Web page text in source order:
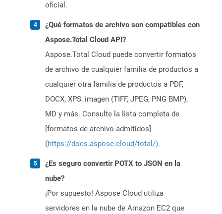
oficial.
¿Qué formatos de archivo son compatibles con
Aspose.Total Cloud API?
Aspose.Total Cloud puede convertir formatos
de archivo de cualquier familia de productos a
cualquier otra familia de productos a PDF,
DOCX, XPS, imagen (TIFF, JPEG, PNG BMP),
MD y más. Consulte la lista completa de
[formatos de archivo admitidos]
(https://docs.aspose.cloud/total/).
¿Es seguro convertir POTX to JSON en la
nube?
¡Por supuesto! Aspose Cloud utiliza
servidores en la nube de Amazon EC2 que